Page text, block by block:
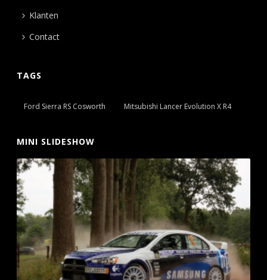
Klanten
Contact
TAGS
Ford Sierra RS Cosworth Mitsubishi Lancer Evolution X R4
MINI SLIDESHOW